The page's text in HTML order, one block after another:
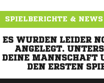
SPIELBERICHTE & NEWS
ES WURDEN LEIDER
ANGELEGT.
DEINE MANNSCHAFT
DEN ERSTEN